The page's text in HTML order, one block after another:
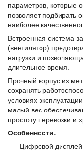
параметров, которые
позволяет подбирать
наиболее
Встроенная система
(вентилятор)
нагрузки и
длительное время.
Прочный корпус из
сохранять
условиях
малый вес
простоту перевозки и
Особенности:
Цифровой дисплей